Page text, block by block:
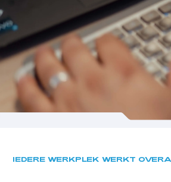
IEDERE WERKPLEK WERKT